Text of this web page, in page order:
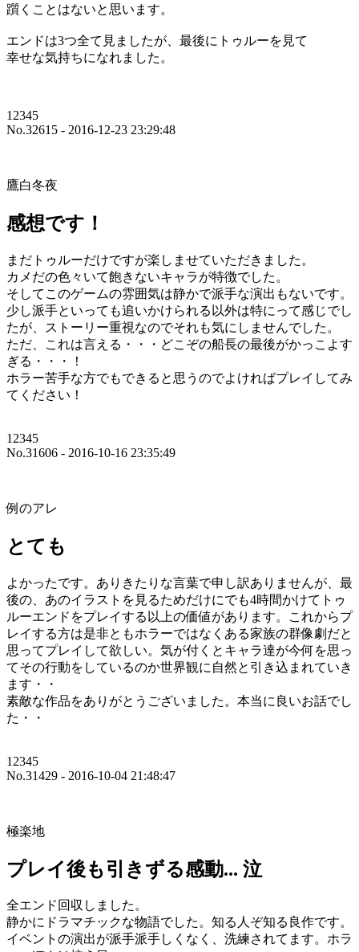
躓くことはないと思います。
エンドは3つ全て見ましたが、最後にトゥルーを見て
幸せな気持ちになれました。
12345
No.32615 - 2016-12-23 23:29:48
鷹白冬夜
感想です！
まだトゥルーだけですが楽しませていただきました。
カメだの色々いて飽きないキャラが特徴でした。
そしてこのゲームの雰囲気は静かで派手な演出もないです。
少し派手といっても追いかけられる以外は特にって感じでし
たが、ストーリー重視なのでそれも気にしませんでした。
ただ、これは言える・・・どこぞの船長の最後がかっこよす
ぎる・・・！
ホラー苦手な方でもできると思うのでよければプレイしてみ
てください！
12345
No.31606 - 2016-10-16 23:35:49
例のアレ
とても
よかったです。ありきたりな言葉で申し訳ありませんが、最
後の、あのイラストを見るためだけにでも4時間かけてトゥ
ルーエンドをプレイする以上の価値があります。これからプ
レイする方は是非ともホラーではなくある家族の群像劇だと
思ってプレイして欲しい。気が付くとキャラ達が今何を思っ
てその行動をしているのか世界観に自然と引き込まれていき
ます・・
素敵な作品をありがとうございました。本当に良いお話でし
た・・
12345
No.31429 - 2016-10-04 21:48:47
極楽地
プレイ後も引きずる感動... 泣
全エンド回収しました。
静かにドラマチックな物語でした。知る人ぞ知る良作です。
イベントの演出が派手派手しくなく、洗練されてます。ホラ